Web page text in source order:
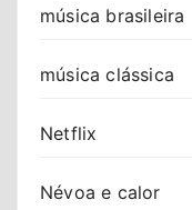
música brasileira
música clássica
Netflix
Névoa e calor